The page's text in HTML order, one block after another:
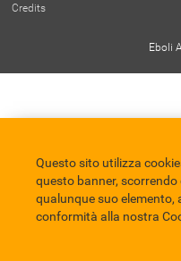
Credits
Eboli
Questo sito utilizza
questo banner,
qualunque suo elemento,
conformità alla nostra